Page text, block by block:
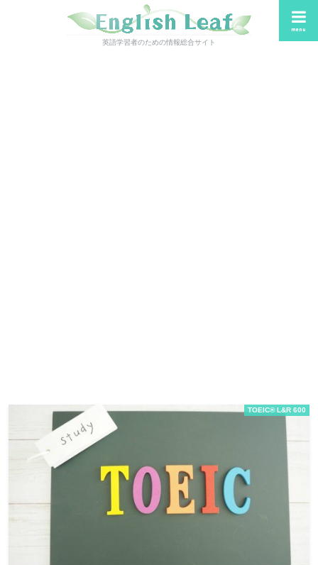
英語学習者のための情報総合サイト
menu
TOEIC® L&R 600